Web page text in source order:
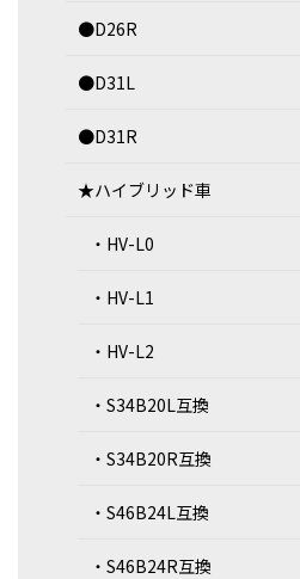
●D26R
●D31L
●D31R
★ハイブリッド車
・HV-L0
・HV-L1
・HV-L2
・S34B20L互換
・S34B20R互換
・S46B24L互換
・S46B24R互換